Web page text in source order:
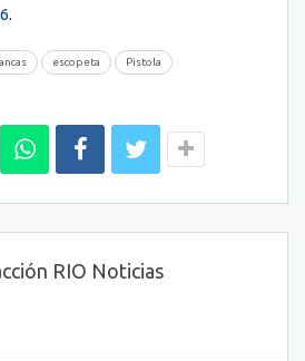
.
escopeta Pistola
RIO Noticias